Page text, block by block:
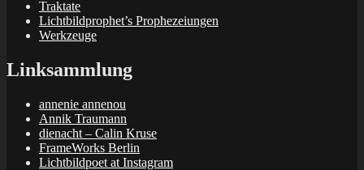
Traktate
Lichtbildprophet’s Prophezeiungen
Werkzeuge
Linksammlung
annenie annenou
Annik Traumann
dienacht – Calin Kruse
FrameWorks Berlin
Lichtbildpoet at Instagram